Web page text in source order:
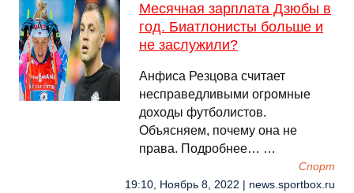
Месячная зарплата Дзюбы в
год. Биатлонисты больше и
не заслужили?
Анфиса Резцова считает
несправедливыми огромные
доходы футболистов.
Объясняем, почему она не
права. Подробнее… …
Спорт
19:10, Ноябрь 8, 2022 | news.sportbox.ru